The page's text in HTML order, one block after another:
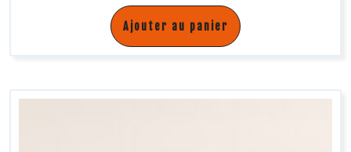
Ajouter au panier